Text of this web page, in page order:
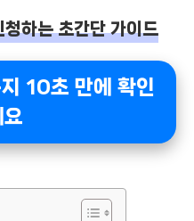
하는 초간단 가이드
10초 만에 확인